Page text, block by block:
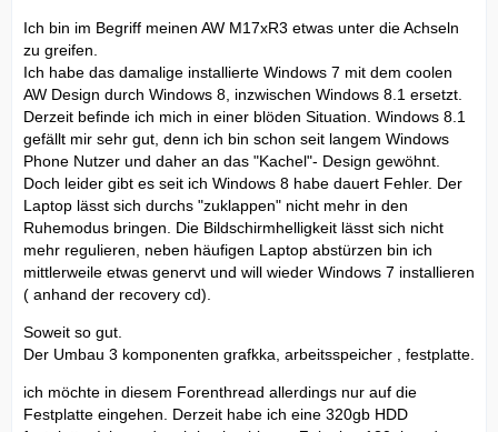
Ich bin im Begriff meinen AW M17xR3 etwas unter die Achseln
zu greifen.
Ich habe das damalige installierte Windows 7 mit dem coolen
AW Design durch Windows 8, inzwischen Windows 8.1 ersetzt.
Derzeit befinde ich mich in einer blöden Situation. Windows 8.1
gefällt mir sehr gut, denn ich bin schon seit langem Windows
Phone Nutzer und daher an das "Kachel"- Design gewöhnt.
Doch leider gibt es seit ich Windows 8 habe dauert Fehler. Der
Laptop lässt sich durchs "zuklappen" nicht mehr in den
Ruhemodus bringen. Die Bildschirmhelligkeit lässt sich nicht
mehr regulieren, neben häufigen Laptop abstürzen bin ich
mittlerweile etwas genervt und will wieder Windows 7 installieren
( anhand der recovery cd).
Soweit so gut.
Der Umbau 3 komponenten grafkka, arbeitsspeicher , festplatte.
ich möchte in diesem Forenthread allerdings nur auf die
Festplatte eingehen. Derzeit habe ich eine 320gb HDD